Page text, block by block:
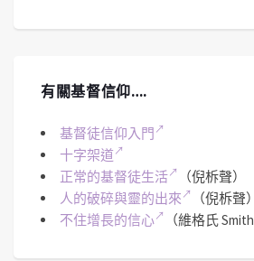
有關基督信仰….
基督徒信仰入門
十字架道
正常的基督徒生活
（倪柝聲）
人的破碎與靈的出來
（倪柝聲）
不住增長的信心
（維格氏